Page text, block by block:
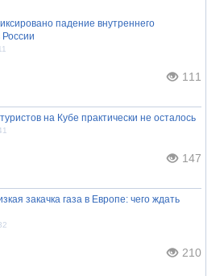
падение внутреннего
России
111
на Кубе практически не осталось
147
закачка газа в Европе: чего ждать
210